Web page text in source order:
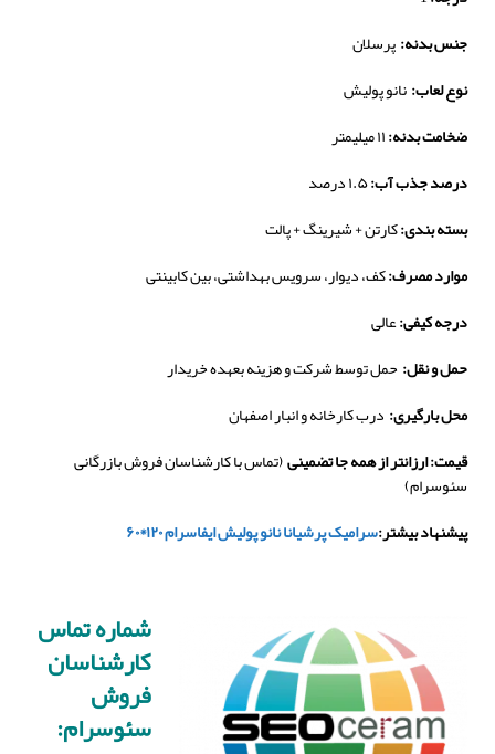
جنس بدنه:پرسلان
نوع لعاب:نانو پولیش
ضخامت بدنه:
درصد جذب آب:
بسته بندی:کارتن + شیرینگ + پالت
موارد مصرف:کف، دیوار، سرویس بهداشتی، بین کابینتی
درجه کیفی:عالی
حمل و نقل: حمل توسط شرکت و هزینه بعهده خریدار
محل بارگیری: درب کارخانه و انبار اصفهان
قیمت: ارزانتر از همه جا تضمینی(تماس با کارشناسان فروش بازرگانی
سئوسرام)
پیشنهاد بیشتر:سرامیک پرشیانا نانو پولیش ایفاسرام ۱۲۰*۶۰
شماره تماس
کارشناسان
فروش
سئوسرام: